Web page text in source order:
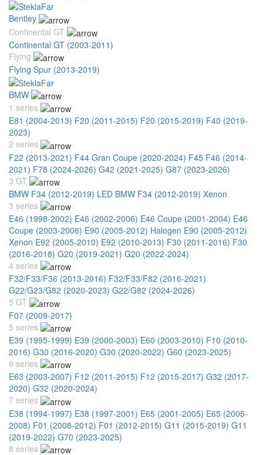
Bentley
Continental GT
Continental GT (2003-2011)
Flying
Flying Spur (2013-2019)
BMW
1 series
E81 (2004-2013) F20 (2011-2015) F20 (2015-2019) F40 (2019-
2023)
2 series
F22 (2013-2021) F44 Gran Coupe (2020-2024) F45 F46 (2014-
2021) F78 (2024-2026) G42 (2021-2025) G87 (2023-2026)
3 GT
BMW F34 (2012-2019) LED BMW F34 (2012-2019) Xenon
3 series
E46 (1998-2002) E46 (2002-2006) E46 Coupe (2001-2004) E46
Coupe (2003-2006) E90 (2005-2012) Halogen E90 (2005-2012)
Xenon E92 (2005-2010) E92 (2010-2013) F30 (2011-2016) F30
(2016-2018) G20 (2019-2021) G20 (2022-2024)
4 series
F32/F33/F36 (2013-2016) F32/F33/F82 (2016-2021)
G22/G23/G82 (2020-2023) G22/G82 (2024-2026)
5 GT
F07 (2009-2017)
5 series
E39 (1995-1999) E39 (2000-2003) E60 (2003-2010) F10 (2010-
2016) G30 (2016-2020) G30 (2020-2022) G60 (2023-2025)
6 series
E63 (2003-2007) F12 (2011-2015) F12 (2015-2017) G32 (2017-
2020) G32 (2020-2024)
7 series
E38 (1994-1997) E38 (1997-2001) E65 (2001-2005) E65 (2005-
2008) F01 (2008-2012) F01 (2012-2015) G11 (2015-2019) G11
(2019-2022) G70 (2023-2025)
8 series